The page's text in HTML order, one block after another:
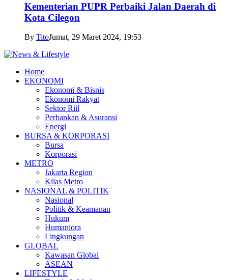
Kementerian PUPR Perbaiki Jalan Daerah di
Kota Cilegon
By TitoJumat, 29 Maret 2024, 19:53
Home
EKONOMI
Ekonomi & Bisnis
Ekonomi Rakyat
Sektor Riil
Perbankan & Asuransi
Energi
BURSA & KORPORASI
Bursa
Korporasi
METRO
Jakarta Region
Kilas Metro
NASIONAL & POLITIK
Nasional
Politik & Keamanan
Hukum
Humaniora
Lingkungan
GLOBAL
Kawasan Global
ASEAN
LIFESTYLE